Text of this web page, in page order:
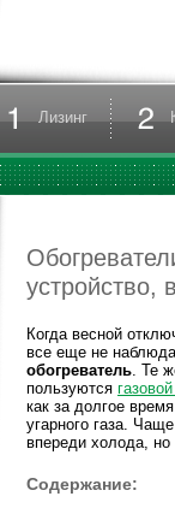
Лизинг
устройство,
Когда весной
все еще не
обогреватель. Те
пользуются
как за долгое
угарного газа.
впереди холода, но
Содержание: